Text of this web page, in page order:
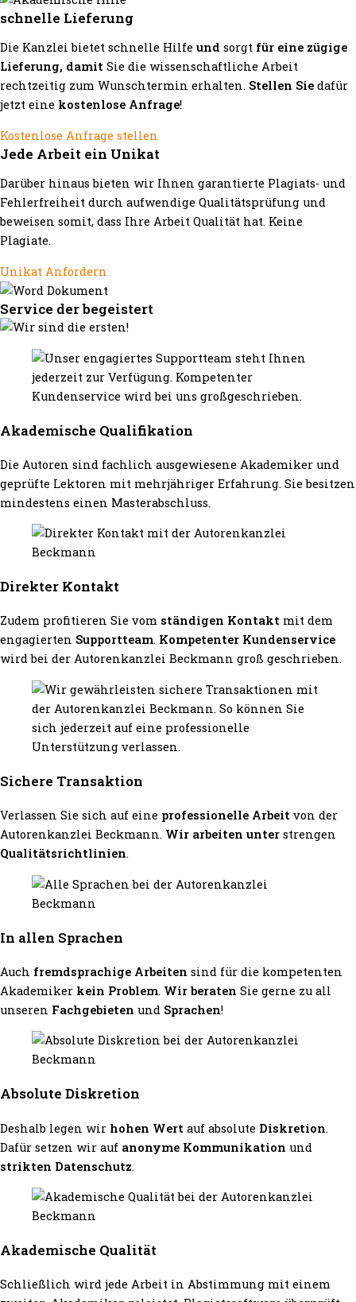
schnelle Lieferung
Die Kanzlei bietet schnelle Hilfe und sorgt für eine zügige
Lieferung, damit Sie die wissenschaftliche Arbeit
rechtzeitig zum Wunschtermin erhalten. Stellen Sie dafür
jetzt eine kostenlose Anfrage!
Kostenlose Anfrage stellen
Jede Arbeit ein Unikat
Darüber hinaus bieten wir Ihnen garantierte Plagiats- und
Fehlerfreiheit durch aufwendige Qualitätsprüfung und
beweisen somit, dass Ihre Arbeit Qualität hat. Keine
Plagiate.
Unikat Anfordern
Service der begeistert
Akademische Qualifikation
Die Autoren sind fachlich ausgewiesene Akademiker und
geprüfte Lektoren mit mehrjähriger Erfahrung. Sie besitzen
mindestens einen Masterabschluss.
Direkter Kontakt
Zudem profitieren Sie vom ständigen Kontakt mit dem
engagierten Supportteam. Kompetenter Kundenservice
wird bei der Autorenkanzlei Beckmann groß geschrieben.
Sichere Transaktion
Verlassen Sie sich auf eine professionelle Arbeit von der
Autorenkanzlei Beckmann. Wir arbeiten unter strengen
Qualitätsrichtlinien.
In allen Sprachen
Auch fremdsprachige Arbeiten sind für die kompetenten
Akademiker kein Problem. Wir beraten Sie gerne zu all
unseren Fachgebieten und Sprachen!
Absolute Diskretion
Deshalb legen wir hohen Wert auf absolute Diskretion.
Dafür setzen wir auf anonyme Kommunikation und
strikten Datenschutz.
Akademische Qualität
Schließlich wird jede Arbeit in Abstimmung mit einem